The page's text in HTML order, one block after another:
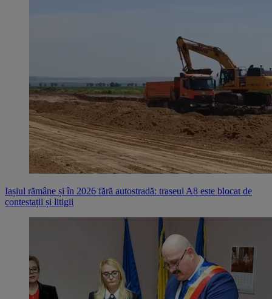
Iașiul rămâne și în 2026 fără autostradă: traseul A8 este blocat de
contestații și litigii